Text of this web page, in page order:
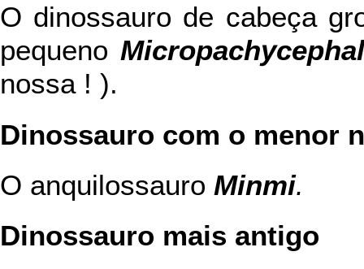
O dinossauro de cabeça
pequeno
nossa ! ).
Dinossauro com o menor
O anquilossauro Minmi.
Dinossauro mais antigo